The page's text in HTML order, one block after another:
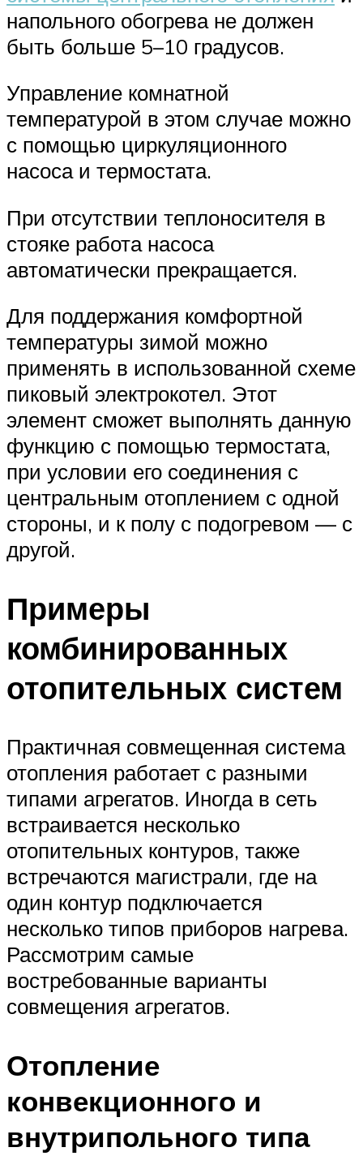
напольного обогрева не должен
быть больше 5–10 градусов.
Управление комнатной
температурой в этом случае можно
с помощью циркуляционного
насоса и термостата.
При отсутствии теплоносителя в
стояке работа насоса
автоматически прекращается.
Для поддержания комфортной
температуры зимой можно
применять в использованной схеме
пиковый электрокотел. Этот
элемент сможет выполнять данную
функцию с помощью термостата,
при условии его соединения с
центральным отоплением с одной
стороны, и к полу с подогревом — с
другой.
Примеры
комбинированных
отопительных систем
Практичная совмещенная система
отопления работает с разными
типами агрегатов. Иногда в сеть
встраивается несколько
отопительных контуров, также
встречаются магистрали, где на
один контур подключается
несколько типов приборов нагрева.
Рассмотрим самые
востребованные варианты
совмещения агрегатов.
Отопление
конвекционного и
внутрипольного типа